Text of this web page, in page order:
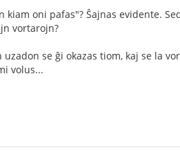
oni pafas"? Ŝajnas evidente.
vortarojn?
se ĝi okazas tiom, kaj se la
volus...